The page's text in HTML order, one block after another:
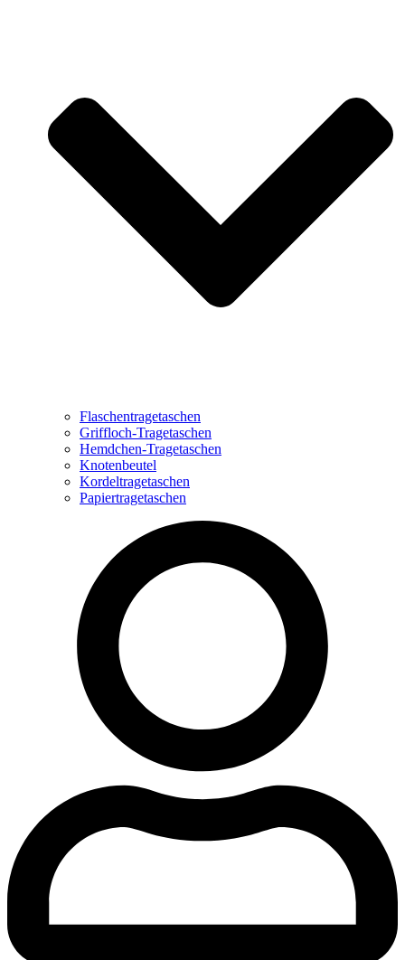
Flaschentragetaschen
Griffloch-Tragetaschen
Hemdchen-Tragetaschen
Knotenbeutel
Kordeltragetaschen
Papiertragetaschen